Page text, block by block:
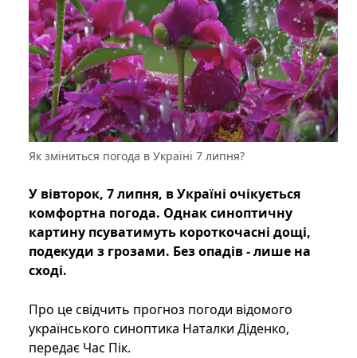
Як зміниться погода в Україні 7 липня?
У вівторок, 7 липня, в Україні очікується
комфортна погода. Однак синоптичну
картину псуватимуть короткочасні дощі,
подекуди з грозами. Без опадів - лише на
сході.
Про це свідчить прогноз погоди відомого
українського синоптика Наталки Діденко,
передає Час Пік.